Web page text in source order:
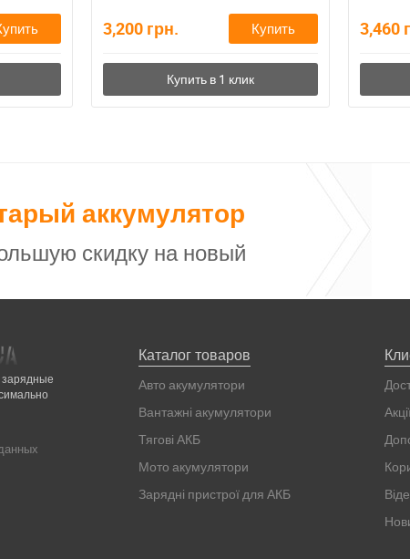
3,200 грн. Купить 3,460
аккумулятор
скидку на новый
Каталог товаров
Авто акумулятори
Вантажні акумулятори
Тягові АКБ
Мото акумулятори
Зарядні пристрої для АКБ